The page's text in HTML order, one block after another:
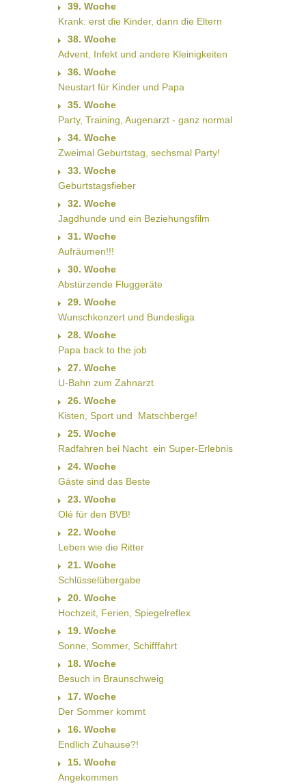
39. Woche
Krank: erst die Kinder, dann die Eltern
38. Woche
Advent, Infekt und andere Kleinigkeiten
36. Woche
Neustart für Kinder und Papa
35. Woche
Party, Training, Augenarzt - ganz normal
34. Woche
Zweimal Geburtstag, sechsmal Party!
33. Woche
Geburtstagsfieber
32. Woche
Jagdhunde und ein Beziehungsfilm
31. Woche
Aufräumen!!!
30. Woche
Abstürzende Fluggeräte
29. Woche
Wunschkonzert und Bundesliga
28. Woche
Papa back to the job
27. Woche
U-Bahn zum Zahnarzt
26. Woche
Kisten, Sport und  Matschberge!
25. Woche
Radfahren bei Nacht  ein Super-Erlebnis
24. Woche
Gäste sind das Beste
23. Woche
Olé für den BVB!
22. Woche
Leben wie die Ritter
21. Woche
Schlüsselübergabe
20. Woche
Hochzeit, Ferien, Spiegelreflex
19. Woche
Sonne, Sommer, Schifffahrt
18. Woche
Besuch in Braunschweig
17. Woche
Der Sommer kommt
16. Woche
Endlich Zuhause?!
15. Woche
Angekommen